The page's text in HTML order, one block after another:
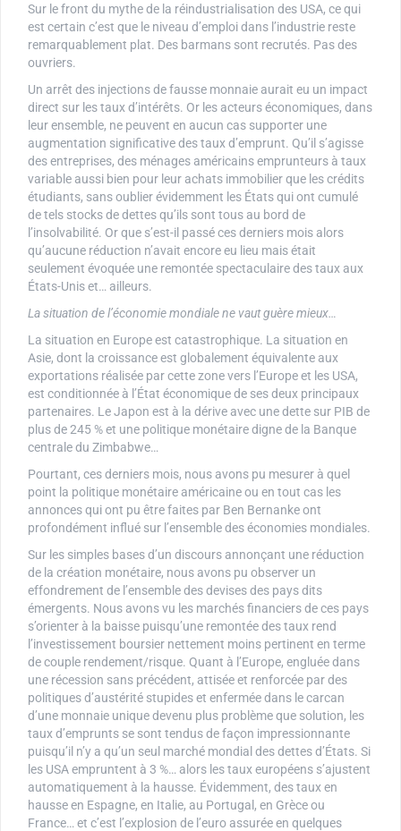
Sur le front du mythe de la réindustrialisation des USA, ce qui
est certain c’est que le niveau d’emploi dans l’industrie reste
remarquablement plat. Des barmans sont recrutés. Pas des
ouvriers.
Un arrêt des injections de fausse monnaie aurait eu un impact
direct sur les taux d’intérêts. Or les acteurs économiques, dans
leur ensemble, ne peuvent en aucun cas supporter une
augmentation significative des taux d’emprunt. Qu’il s’agisse
des entreprises, des ménages américains emprunteurs à taux
variable aussi bien pour leur achats immobilier que les crédits
étudiants, sans oublier évidemment les États qui ont cumulé
de tels stocks de dettes qu’ils sont tous au bord de
l’insolvabilité. Or que s’est-il passé ces derniers mois alors
qu’aucune réduction n’avait encore eu lieu mais était
seulement évoquée une remontée spectaculaire des taux aux
États-Unis et… ailleurs.
La situation de l’économie mondiale ne vaut guère mieux…
La situation en Europe est catastrophique. La situation en
Asie, dont la croissance est globalement équivalente aux
exportations réalisée par cette zone vers l’Europe et les USA,
est conditionnée à l’État économique de ses deux principaux
partenaires. Le Japon est à la dérive avec une dette sur PIB de
plus de 245 % et une politique monétaire digne de la Banque
centrale du Zimbabwe…
Pourtant, ces derniers mois, nous avons pu mesurer à quel
point la politique monétaire américaine ou en tout cas les
annonces qui ont pu être faites par Ben Bernanke ont
profondément influé sur l’ensemble des économies mondiales.
Sur les simples bases d’un discours annonçant une réduction
de la création monétaire, nous avons pu observer un
effondrement de l’ensemble des devises des pays dits
émergents. Nous avons vu les marchés financiers de ces pays
s’orienter à la baisse puisqu’une remontée des taux rend
l’investissement boursier nettement moins pertinent en terme
de couple rendement/risque. Quant à l’Europe, engluée dans
une récession sans précédent, attisée et renforcée par des
politiques d’austérité stupides et enfermée dans le carcan
d’une monnaie unique devenu plus problème que solution, les
taux d’emprunts se sont tendus de façon impressionnante
puisqu’il n’y a qu’un seul marché mondial des dettes d’États. Si
les USA empruntent à 3 %… alors les taux européens s’ajustent
automatiquement à la hausse. Évidemment, des taux en
hausse en Espagne, en Italie, au Portugal, en Grèce ou
France… et c’est l’explosion de l’euro assurée en quelques